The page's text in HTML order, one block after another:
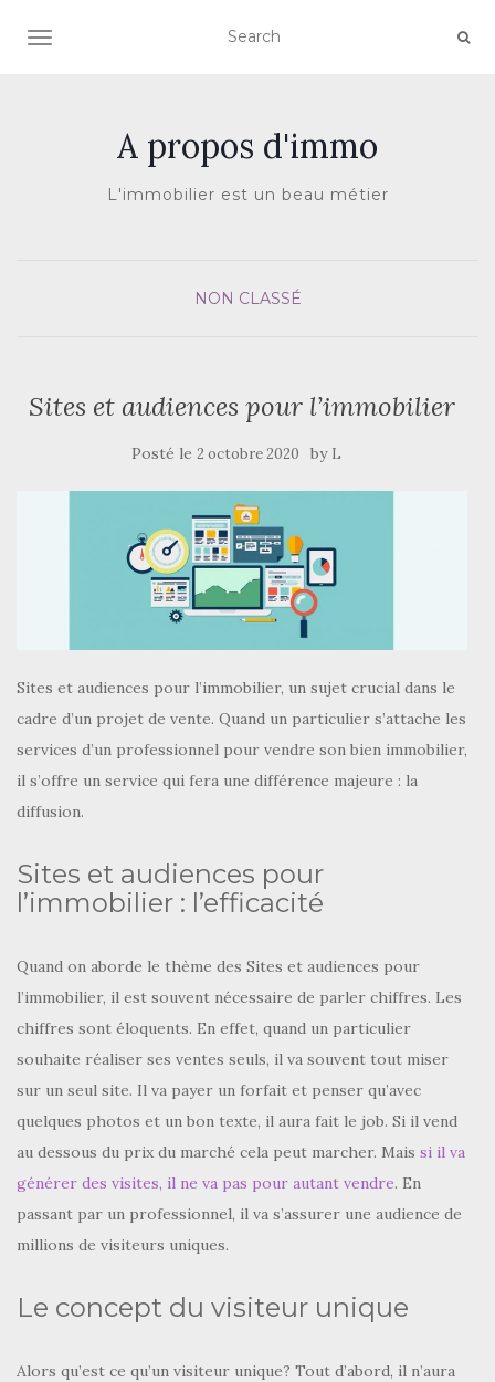
AFFICHER/MASQUER LA NAVIGATION
A propos d'immo
L'immobilier est un beau métier
NON CLASSÉ
Sites et audiences pour l’immobilier
Posté le 2 octobre 2020 by L
Sites et audiences pour l’immobilier, un sujet crucial dans le
cadre d’un projet de vente. Quand un particulier s’attache les
services d’un professionnel pour vendre son bien immobilier,
il s’offre un service qui fera une différence majeure : la
diffusion.
Sites et audiences pour
l’immobilier : l’efficacité
Quand on aborde le thème des Sites et audiences pour
l’immobilier, il est souvent nécessaire de parler chiffres. Les
chiffres sont éloquents. En effet, quand un particulier
souhaite réaliser ses ventes seuls, il va souvent tout miser
sur un seul site. Il va payer un forfait et penser qu’avec
quelques photos et un bon texte, il aura fait le job. Si il vend
au dessous du prix du marché cela peut marcher. Mais si il va
générer des visites, il ne va pas pour autant vendre. En
passant par un professionnel, il va s’assurer une audience de
millions de visiteurs uniques.
Le concept du visiteur unique
Alors qu’est ce qu’un visiteur unique? Tout d’abord, il n’aura